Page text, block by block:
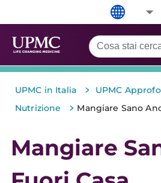
UPMC in Italia > UPMC
Nutrizione > Mangiare Sano
Mangiare